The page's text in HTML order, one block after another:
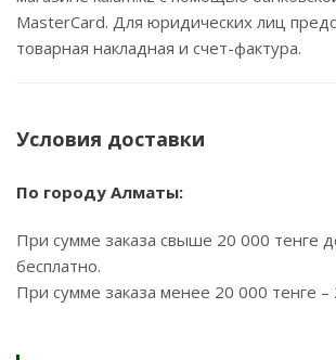
MasterCard. Для юридических лиц
товарная накладная и счет-фактура.
Условия доставки
По городу Алматы:
При сумме заказа свыше 20 000 тенге
бесплатно.
При сумме заказа менее 20 000 тенге –